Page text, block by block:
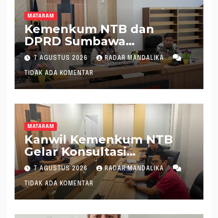
MATARAM
Kemenkum NTB dan
DPRD Sumbawa
Mantapkan Rencana
Pembentukan 8 Raperda
Inisiatif
7 AGUSTUS 2026 RADAR MANDALIKA
TIDAK ADA KOMENTAR
MATARAM
Kanwil Kemenkum NTB
Gelar Konsultasi
Penghitungan Kebutuhan
Formasi JF Perancang
Peraturan Perundang-
undangan
7 AGUSTUS 2026 RADAR MANDALIKA
TIDAK ADA KOMENTAR